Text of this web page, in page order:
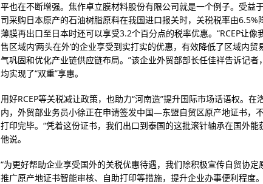
平也在不断增强。焦作卓立膜材料股份有限公司就是一个例子。受益
司采购日本原产的石油树脂原料在我国进口报关时，关税税率由6.5%
薄膜再出口至日本时还可以享受3.2个百分点的税率优惠。“RCEP让
售区域内‘两头在外’的企业享受到实打实的优惠，有效降低了区域内
气巩固和优化产业链供应链布局。”该企业外贸部部长任佳祥告诉记
均实现了“双重”享惠。
用好RCEP等关税减让政策，也助力“河南造”提升国际市场话语权。在
内，外贸部业务员小徐正在申请签发中国—东盟自贸区原产地证书，
打印完毕。“凭着这份证书，我们出口到泰国的这批滚针轴承在国外能
他说。
“为更好帮助企业享受国外的关税优惠待遇，我们除积极宣传自贸协
推广原产地证书智能审核、自助打印等措施，提升企业办事便利程度